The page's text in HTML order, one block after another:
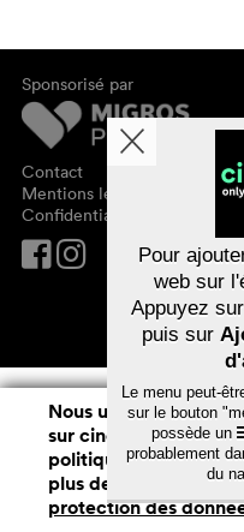
Cinéma
Sponsorisé par
Contact
Mentions légales
Confidentialité des données
Nous utilisons des
sur cinefile.ch, vous
politique d'utilisation
plus de détails, voir
protection des
Pour
web sur
Appuyez
puis sur
Le menu peut-
sur le bouton
possède un
probablement
du